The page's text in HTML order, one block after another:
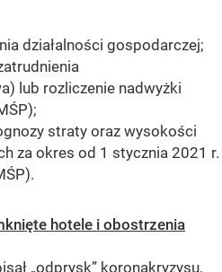
działalności gospodarczej;
lub rozliczenie nadwyżki
straty oraz wysokości
za okres od 1 stycznia 2021 r.
hotele i obostrzenia
„odprysk” koronakryzysu,